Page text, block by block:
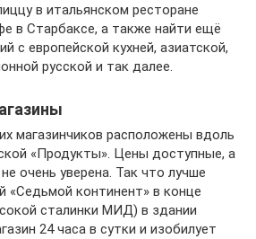
в итальянском ресторане
в Старбаксе, а также найти ещё
с европейской кухней, азиатской,
русской и так далее.
магазинчиков расположены вдоль
«Продукты». Цены доступные, а
очень уверена. Так что лучше
«Седьмой континент» в конце
сталинки МИД) в здании
24 часа в сутки и изобилует